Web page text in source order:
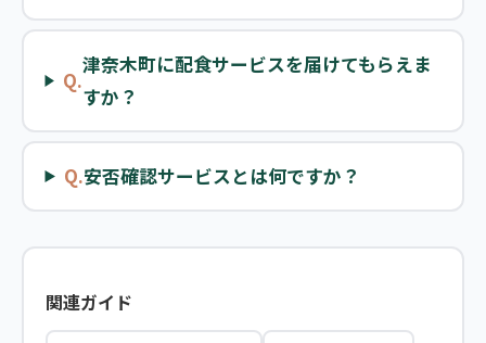
Q.
津奈木町に配食サービスを届けてもらえま
すか？
Q.安否確認サービスとは何ですか？
関連ガイド